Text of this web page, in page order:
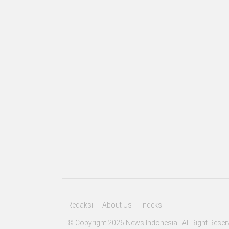
Redaksi About Us Indeks
© Copyright 2026 News Indonesia . All Right